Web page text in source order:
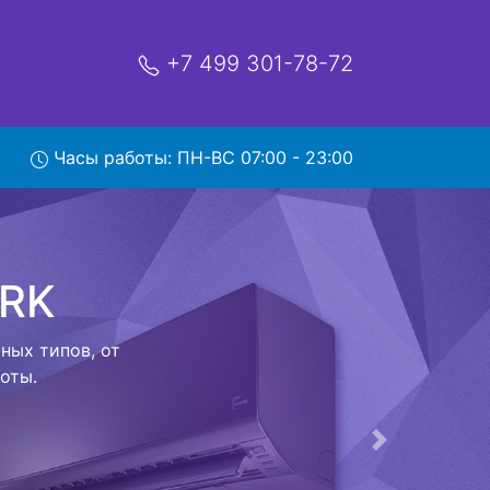
+7 499 301-78-72
Часы работы: ПН-ВС 07:00 - 23:00
CH
которая
в
с
в сервисный
к работе
Следующая